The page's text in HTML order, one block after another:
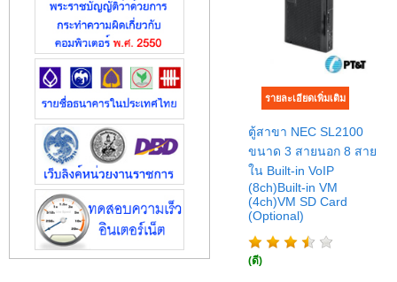
ตู้สาขา NEC SL2100
ขนาด 3 สายนอก 8 สาย
ใน Built-in VoIP
(8ch)Built-in VM
(4ch)VM SD Card
(Optional)
(ดี)